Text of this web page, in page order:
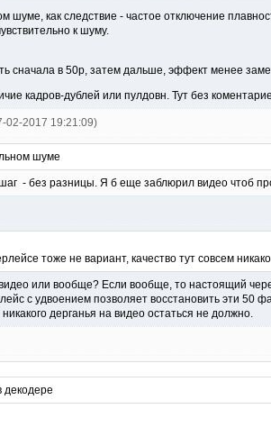
шуме, как следствие - частое отключение
к шуму.
сначала в 50р, затем дальше, эффект менее
кадров-дублей или пулдовн. Тут без
02-2017 19:21:09)
шуме
- без разницы. Я б еще заблюрил видео чтоб
тоже не вариант, качество тут совсем
видео или вообще? Если вообще, то настоящий
с удвоением позволяет восстановить эти 50
дерганья на видео остаться не должно.
декодере